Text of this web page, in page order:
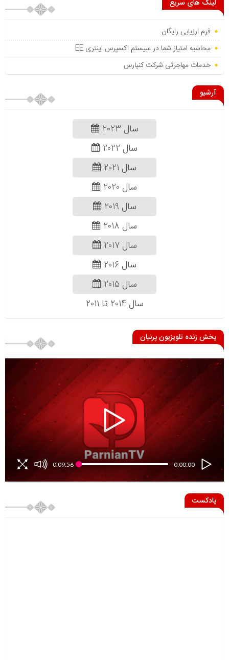
لینک های سریع
فرم ارزیابی رایگان
محاسبه امتیاز شما در سیستم اکسپرس اینتری EE
خدمات مهاجرتی شرکت کنپارس
آرشیو
سال 2023
سال 2022
سال 2021
سال 2020
سال 2019
سال 2018
سال 2017
سال 2016
سال 2015
سال 2014 تا 2011
پخش زنده تلویزیون پرنیان
0:00:00
0:09:56
پادکست